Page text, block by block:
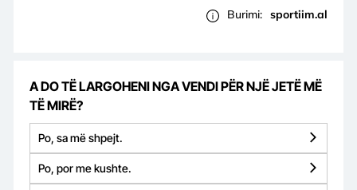
Burimi: sportiim.al
A DO TË LARGOHENI NGA VENDI PËR NJË JETË MË
TË MIRË?
Po, sa më shpejt.
Po, por me kushte.